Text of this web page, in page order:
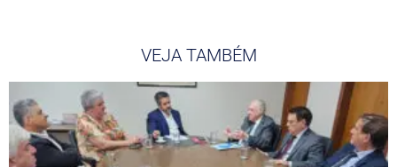
VEJA TAMBÉM